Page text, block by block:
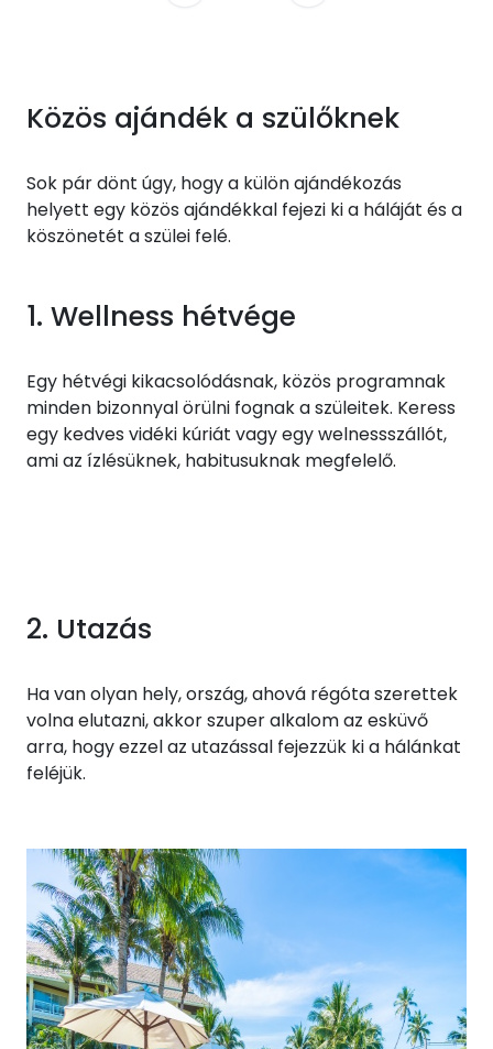
Közös ajándék a szülőknek
Sok pár dönt úgy, hogy a külön ajándékozás
helyett egy közös ajándékkal fejezi ki a háláját és a
köszönetét a szülei felé.
1. Wellness hétvége
Egy hétvégi kikacsolódásnak, közös programnak
minden bizonnyal örülni fognak a szüleitek. Keress
egy kedves vidéki kúriát vagy egy welnessszállót,
ami az ízlésüknek, habitusuknak megfelelő.
2. Utazás
Ha van olyan hely, ország, ahová régóta szerettek
volna elutazni, akkor szuper alkalom az esküvő
arra, hogy ezzel az utazással fejezzük ki a hálánkat
feléjük.